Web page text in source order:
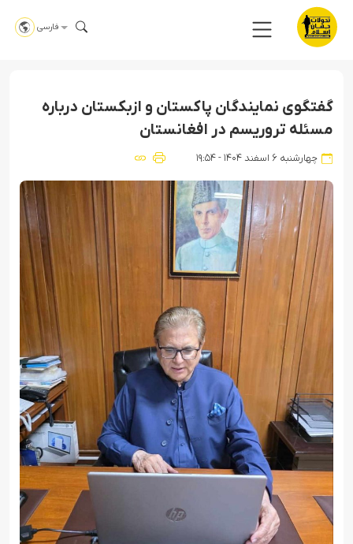
فارسی
گفتگوی نمایندگان پاکستان و ازبکستان درباره
مسئله تروریسم در افغانستان
چهارشنبه ۶ اسفند ۱۴۰۴ - ۱۹:۵۴